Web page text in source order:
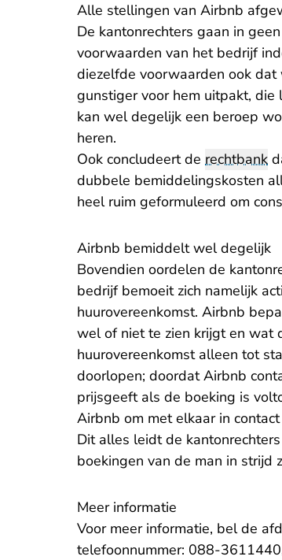
Alle stellingen van Airbnb
De kantonrechters gaan in
voorwaarden van het bedrijf
diezelfde voorwaarden ook dat
gunstiger voor hem uitpakt,
kan wel degelijk een beroep
heren.
Ook concludeert de rechtbank
dubbele bemiddelingskosten
heel ruim geformuleerd om
Airbnb bemiddelt wel degelijk
Bovendien oordelen de
bedrijf bemoeit zich namelijk
huurovereenkomst. Airbnb
wel of niet te zien krijgt en wat
huurovereenkomst alleen tot
doorlopen; doordat Airbnb
prijsgeeft als de boeking is
Airbnb om met elkaar in
Dit alles leidt de
boekingen van de man in strijd
Meer informatie
Voor meer informatie, bel de
telefoonnummer: 088-